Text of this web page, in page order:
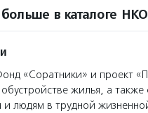
в каталоге НКО
«Соратники» и проект
жилья, а
и людям в трудной